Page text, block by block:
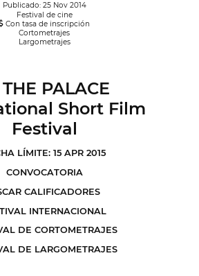
Publicado: 25 Nov 2014
Festival de cine
Con tasa de inscripción
Cortometrajes
Largometrajes
PALACE
Short Film
Festival
LÍMITE: 15 APR 2015
CONVOCATORIA
CALIFICADORES
INTERNACIONAL
DE CORTOMETRAJES
DE LARGOMETRAJES